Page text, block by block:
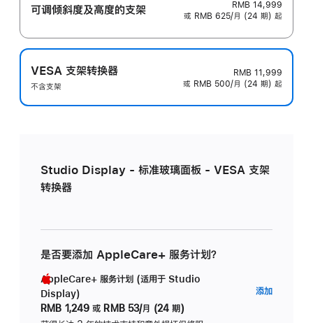
可调倾斜度及高‍度的支‍架
RMB 14,999
或 RMB 625/月 (24 期) 起
VESA 支架转换器
不含支架
RMB 11,999
或 RMB 500/月 (24 期) 起
Studio Display - 标准玻璃面板 - VESA 支架
转换器
是否要添加 AppleCare+ 服务计划？
AppleCare+ 服务计划 (适用于 Studio
Display)
RMB 1,249 或 RMB 53/月 (24 期)
添加